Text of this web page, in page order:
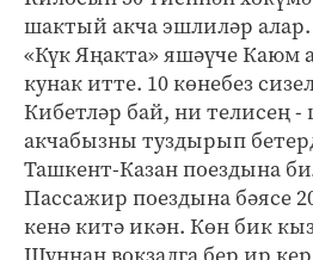
шактый акча эшлиләр
«Күк Яңакта» яшәүче Каюм
кунак итте. 10 көнебез
Кибетләр бай, ни телисең -
акчабызны туздырып
Ташкент-Казан поездына
Пассажир поездына бәясе
кенә китә икән. Көн бик